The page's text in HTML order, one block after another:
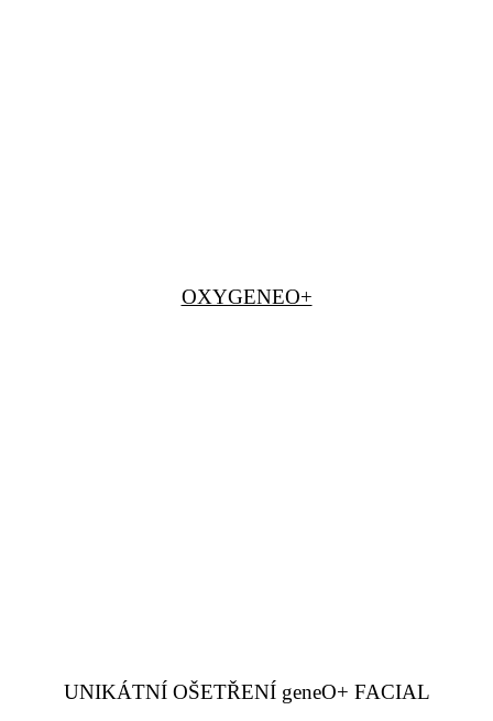
OXYGENEO+
UNIKÁTNÍ OŠETŘENÍ geneO+ FACIAL